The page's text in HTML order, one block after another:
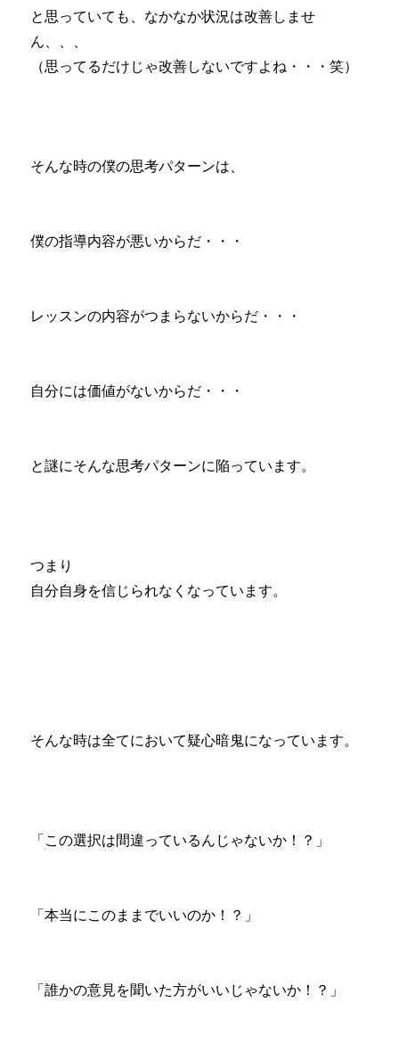
と思っていても、なかなか状況は改善しませ
ん、、、
（思ってるだけじゃ改善しないですよね・・・笑）
そんな時の僕の思考パターンは、
僕の指導内容が悪いからだ・・・
レッスンの内容がつまらないからだ・・・
自分には価値がないからだ・・・
と謎にそんな思考パターンに陥っています。
つまり
自分自身を信じられなくなっています。
そんな時は全てにおいて疑心暗鬼になっています。
「この選択は間違っているんじゃないか！？」
「本当にこのままでいいのか！？」
「誰かの意見を聞いた方がいいじゃないか！？」